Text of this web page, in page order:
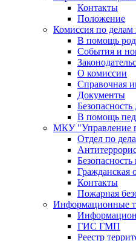
Контакты
Положение
Комиссия по делам
В помощь
События и
О комиссии
Справочная
Документы
Безопасность
В помощь
МКУ "Управление
Отдел по
Гражданская
Контакты
Пожарная
Информационные
ГИС ГМП
Реестр